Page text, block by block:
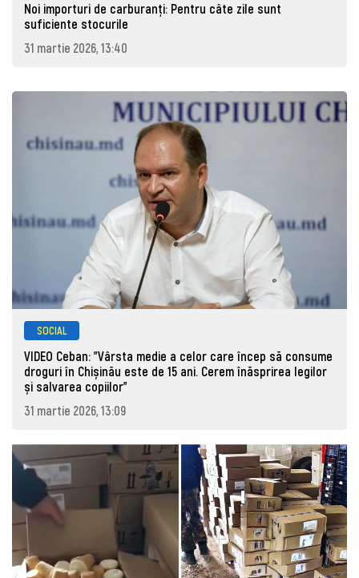
Noi importuri de carburanți: Pentru câte zile sunt
suficiente stocurile
31 martie 2026, 13:40
SOCIAL
VIDEO Ceban: "Vârsta medie a celor care încep să consume
droguri în Chișinău este de 15 ani. Cerem înăsprirea legilor
și salvarea copiilor"
31 martie 2026, 13:09